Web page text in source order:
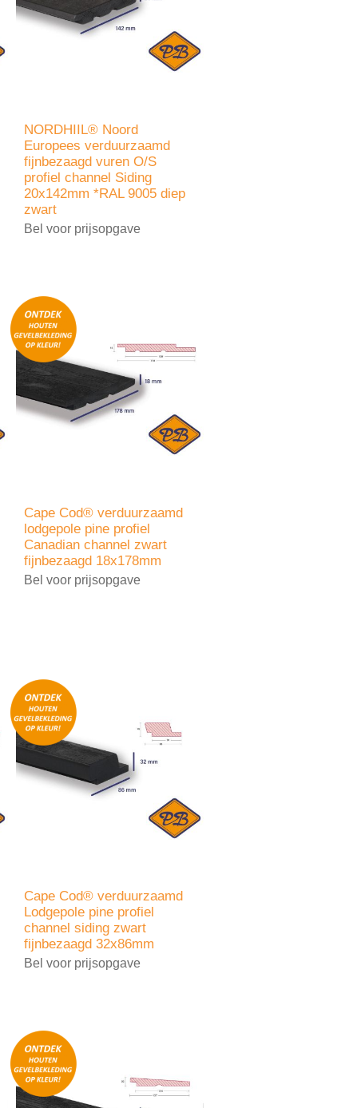
NORDHIIL® Noord
Europees verduurzaamd
fijnbezaagd vuren O/S
profiel channel Siding
20x142mm *RAL 9005 diep
zwart
Bel voor prijsopgave
Cape Cod® verduurzaamd
lodgepole pine profiel
Canadian channel zwart
fijnbezaagd 18x178mm
Bel voor prijsopgave
Cape Cod® verduurzaamd
Lodgepole pine profiel
channel siding zwart
fijnbezaagd 32x86mm
Bel voor prijsopgave